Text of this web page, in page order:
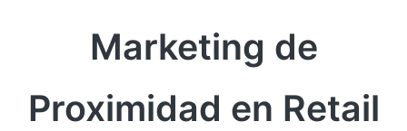
Marketing de
Proximidad en Retail